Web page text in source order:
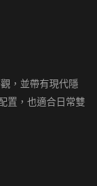
，並帶有現代隱
置，也適合日常雙